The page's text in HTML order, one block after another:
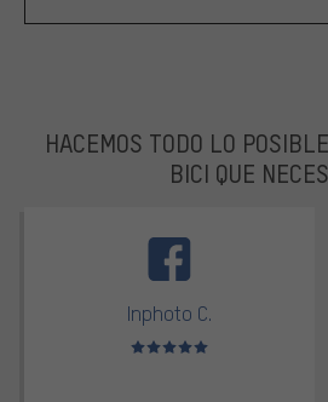
HACEMOS TODO LO
BICI QUE
Inphoto C.
Valoración media: 5 de 5